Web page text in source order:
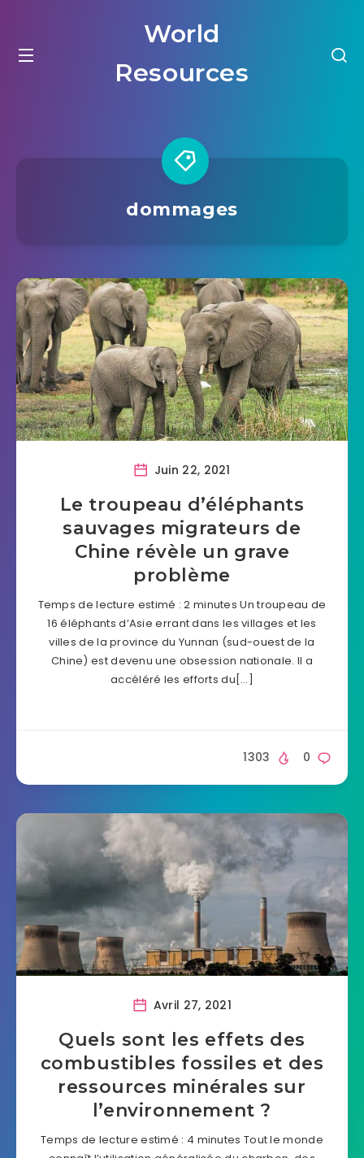
World
Resources
dommages
Juin 22, 2021
Le troupeau d’éléphants
sauvages migrateurs de
Chine révèle un grave
problème
Temps de lecture estimé : 2 minutes Un troupeau de
16 éléphants d’Asie errant dans les villages et les
villes de la province du Yunnan (sud-ouest de la
Chine) est devenu une obsession nationale. Il a
accéléré les efforts du[…]
0
1303
Avril 27, 2021
Quels sont les effets des
combustibles fossiles et des
ressources minérales sur
l’environnement ?
Temps de lecture estimé : 4 minutes Tout le monde